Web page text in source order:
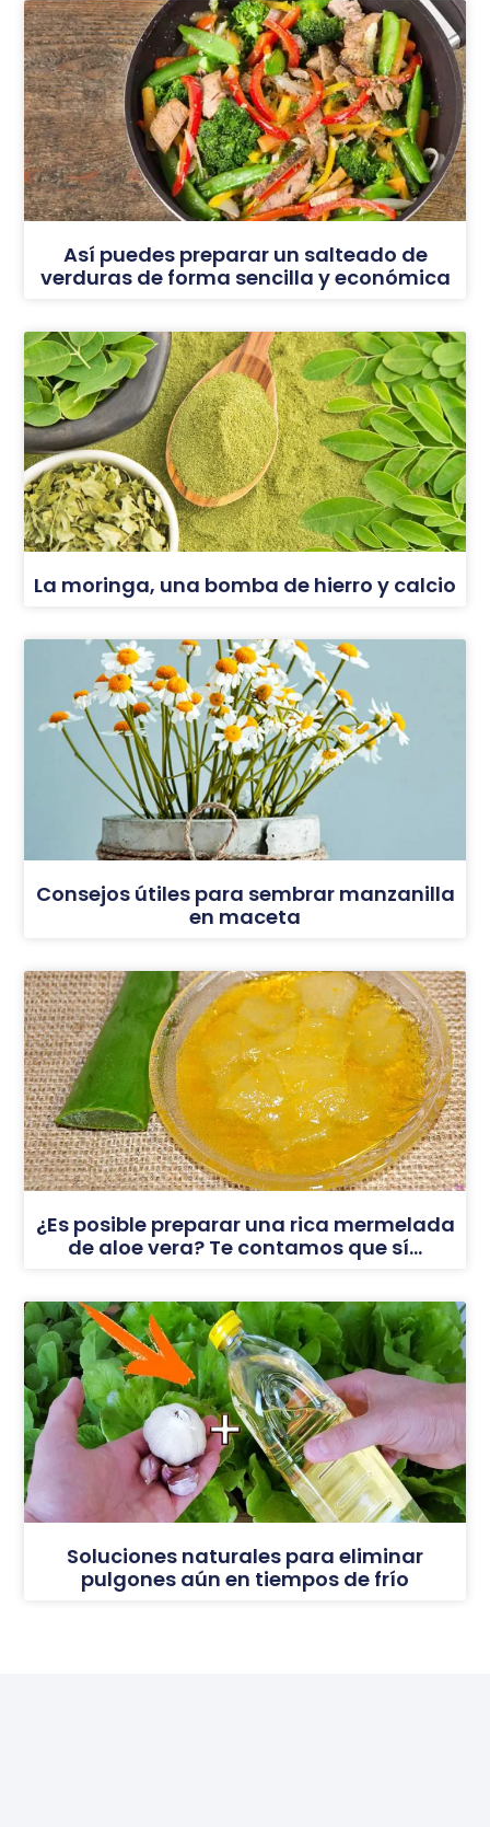
Así puedes preparar un salteado de
verduras de forma sencilla y económica
La moringa, una bomba de hierro y calcio
Consejos útiles para sembrar manzanilla
en maceta
¿Es posible preparar una rica mermelada
de aloe vera? Te contamos que sí…
Soluciones naturales para eliminar
pulgones aún en tiempos de frío